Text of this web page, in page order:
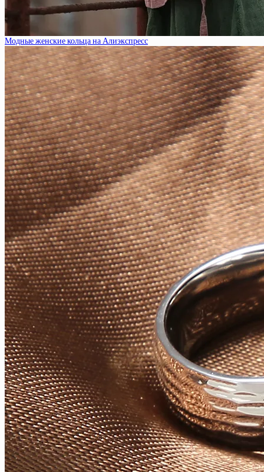
Модные женские кольца на Алиэкспресс